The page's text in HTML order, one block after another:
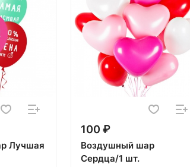
Лучшая
100 ₽
Воздушный шар
Сердца/1 шт.